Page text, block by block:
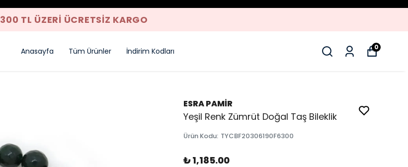
300 TL ÜZERI ÜCRETSIZ KARGO
Anasayfa Tüm Ürünler İndirim Kodları 0
ESRA PAMİR
Yeşil Renk Zümrüt Doğal Taş Bileklik
Ürün Kodu: TYCBF20306190F6300
₺ 1,185.00